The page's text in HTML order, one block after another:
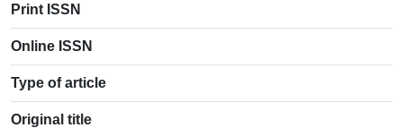
Print ISSN
Online ISSN
Type of article
Original title